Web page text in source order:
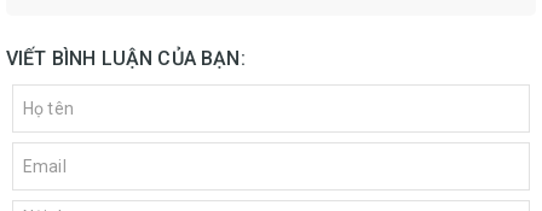
VIẾT BÌNH LUẬN CỦA BẠN: